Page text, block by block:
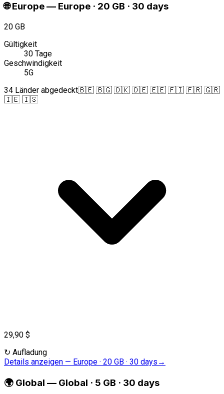
🌐 Europe— Europe · 20 GB · 30 days
20 GB
Gültigkeit
30 Tage
Geschwindigkeit
5G
34 Länder abgedeckt🇧🇪 🇧🇬 🇩🇰 🇩🇪 🇪🇪 🇫🇮 🇫🇷 🇬🇷
🇮🇪 🇮🇸
29,90 $
↻ Aufladung
Details anzeigen — Europe · 20 GB · 30 days →
🌍 Global — Global · 5 GB · 30 days